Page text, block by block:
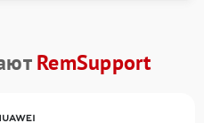
RemSupport